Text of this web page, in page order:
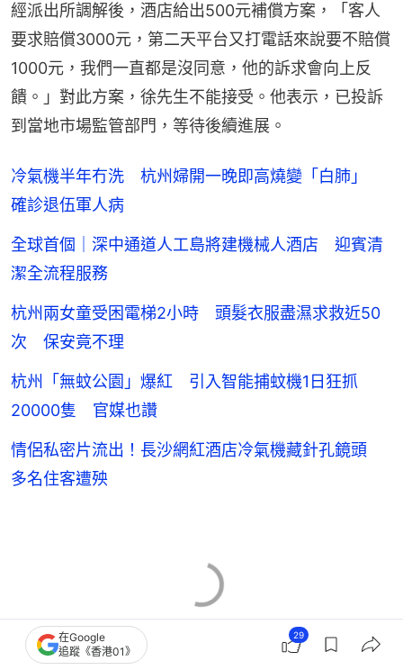
經派出所調解後，酒店給出500元補償方案，「客人
要求賠償3000元，第二天平台又打電話來說要不賠償
1000元，我們一直都是沒同意，他的訴求會向上反
饋。」對此方案，徐先生不能接受。他表示，已投訴
到當地市場監管部門，等待後續進展。
冷氣機半年冇洗 杭州婦開一晚即高燒變「白肺」
確診退伍軍人病
全球首個｜深中通道人工島將建機械人酒店 迎賓清
潔全流程服務
杭州兩女童受困電梯2小時 頭髮衣服盡濕求救近50
次 保安竟不理
杭州「無蚊公園」爆紅 引入智能捕蚊機1日狂抓
20000隻 官媒也讚
情侶私密片流出！長沙網紅酒店冷氣機藏針孔鏡頭
多名住客遭殃
在Google
追蹤《香港01》
29